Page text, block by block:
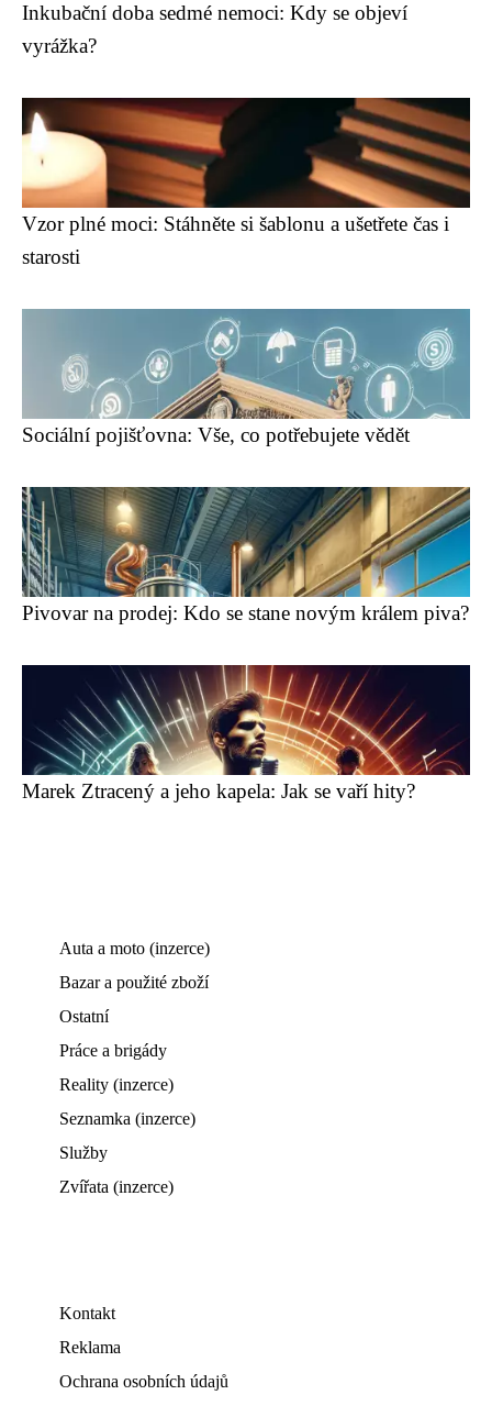
Inkubační doba sedmé nemoci: Kdy se objeví
vyrážka?
Vzor plné moci: Stáhněte si šablonu a ušetřete čas i
starosti
Sociální pojišťovna: Vše, co potřebujete vědět
Pivovar na prodej: Kdo se stane novým králem piva?
Marek Ztracený a jeho kapela: Jak se vaří hity?
Auta a moto (inzerce)
Bazar a použité zboží
Ostatní
Práce a brigády
Reality (inzerce)
Seznamka (inzerce)
Služby
Zvířata (inzerce)
Kontakt
Reklama
Ochrana osobních údajů